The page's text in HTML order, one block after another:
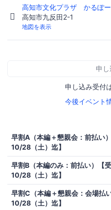
高知市文化プラザ かるぽ
高知市九反田2-1
地図を表示
申
申し込み受付
今後イベント
早割A（本編＋懇親会：前払い
10/28（土）迄】
早割B（本編のみ：前払い）【受
10/28（土）迄】
早割C（本編＋懇親会：会場払
10/28（土）迄】